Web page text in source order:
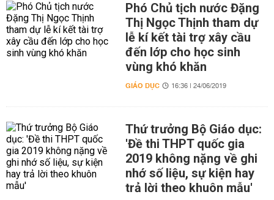
Phó Chủ tịch nước Đặng
Thị Ngọc Thịnh tham dự
lễ kí kết tài trợ xây cầu
đến lớp cho học sinh
vùng khó khăn
GIÁO DỤC 16:36 | 24/06/2019
Thứ trưởng Bộ Giáo dục:
'Đề thi THPT quốc gia
2019 không nặng về ghi
nhớ số liệu, sự kiện hay
trả lời theo khuôn mẫu'